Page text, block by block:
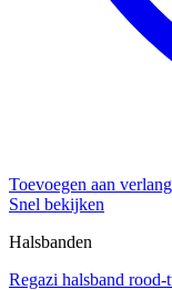
Toevoegen aan
Snel bekijken
Halsbanden
Regazi halsband